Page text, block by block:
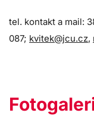
tel. kontakt a mail:
087; kvitek@jcu.cz,